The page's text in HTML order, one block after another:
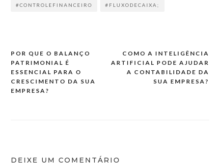
#CONTROLEFINANCEIRO #FLUXODECAIXA;
Navegação
de
artigos
POR QUE O BALANÇO
PATRIMONIAL É
ESSENCIAL PARA O
CRESCIMENTO DA SUA
EMPRESA?
COMO A INTELIGÊNCIA
ARTIFICIAL PODE AJUDAR
A CONTABILIDADE DA
SUA EMPRESA?
DEIXE UM COMENTÁRIO